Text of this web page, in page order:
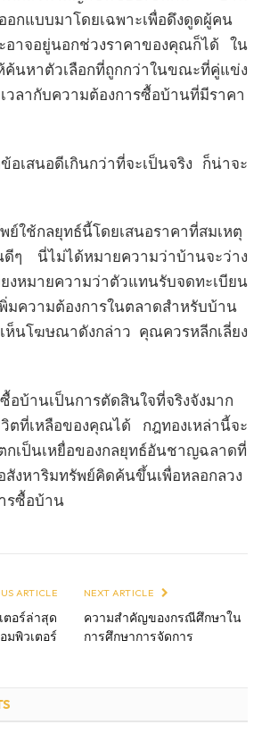
อกแบบมาโดยเฉพาะเพื่อดึงดูดผู้คน
าจอยู่นอกช่วงราคาของคุณก็ได้ ใน
หาตัวเลือกที่ถูกกว่าในขณะที่คู่แข่ง
วลากับความต้องการซื้อบ้านที่มีราคา
เสนอดีเกินกว่าที่จะเป็นจริง ก็น่าจะ
ย์ใช้กลยุทธ์นี้โดยเสนอราคาที่สมเหตุ
ดีๆ นี่ไม่ได้หมายความว่าบ้านจะว่าง
งหมายความว่าตัวแทนรับจดทะเบียน
มความต้องการในตลาดสำหรับบ้าน
นโฆษณาดังกล่าว คุณควรหลีกเลี่ยง
อบ้านเป็นการตัดสินใจที่จริงจังมาก
ตที่เหลือของคุณได้ กฎทองเหล่านี้จะ
เป็นเหยื่อของกลยุทธ์อันชาญฉลาดที่
งหาริมทรัพย์คิดค้นขึ้นเพื่อหลอกลวง
รซื้อบ้าน
ARTICLE
ตอร์ล่าสุด
มพิวเตอร์
NEXT ARTICLE
ความสำคัญของกรณีศึกษาใน
การศึกษาการจัดการ